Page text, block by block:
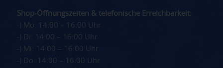
Shop-Öffnungszeiten & telefonische Erreichbarkeit:
-) Mo: 14:00 – 16:00 Uhr
-) Di: 14:00 – 16:00 Uhr
-) Mi: 14:00 – 16:00 Uhr
-) Do: 14:00 – 16:00 Uhr